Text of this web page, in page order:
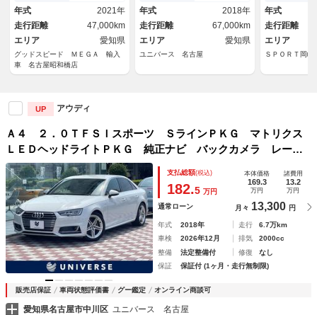
イヤレス充電／パーキングアシ
スト／クリアランスソナー／ド
ライブレコーダ
年式
2021年
走行距離
47,000km
エリア
愛知県
グッドスピード ＭＥＧＡ 輸入
車 名古屋昭和橋店
ター シートヒーター パワー
シート アドバンスドキー 禁
煙車 ＥＴＣ
年式
2018年
走行距離
67,000km
エリア
愛知県
ユニバース 名古屋
ｒＰｌａｙ／
スト／クリア
年式
走行距離
エリア
ＳＰＯＲＴ岡
UP アウディ
Ａ４ ２．０ＴＦＳＩスポーツ ＳラインＰＫＧ マトリクス
ＬＥＤヘッドライトＰＫＧ 純正ナビ バックカメラ レーダ
ークルーズコントロール ブラインドスポットモニター シー
トヒーター パワーシート アドバンスドキー 禁煙車 ＥＴ
Ｃ
支払総額(税込)
182.5 万円
本体価格
169.3
万円
諸費用
13.2
万円
通常ローン 月々 13,300 円
年式 2018年 走行
6.7万km
車検
2026年12月 排気
2000cc
整備
法定整備付 修復
なし
保証
保証付 (1ヶ月・走行無制限)
販売店保証 車両状態評価書 グー鑑定 オンライン商談可
愛知県名古屋市中川区 ユニバース 名古屋